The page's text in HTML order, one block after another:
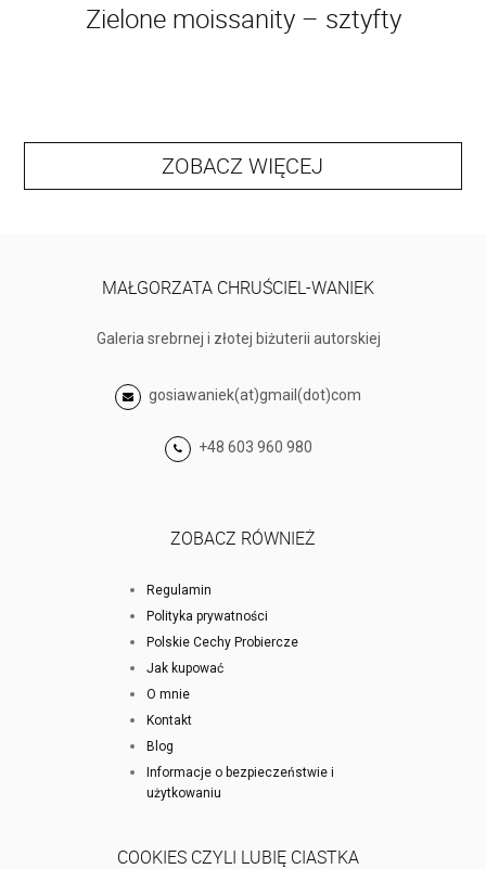
Zielone moissanity – sztyfty
ZOBACZ WIĘCEJ
MAŁGORZATA CHRUŚCIEL-WANIEK
Galeria srebrnej i złotej biżuterii autorskiej
gosiawaniek(at)gmail(dot)com
+48 603 960 980
ZOBACZ RÓWNIEŻ
Regulamin
Polityka prywatności
Polskie Cechy Probiercze
Jak kupować
O mnie
Kontakt
Blog
Informacje o bezpieczeństwie i
użytkowaniu
COOKIES CZYLI LUBIĘ CIASTKA